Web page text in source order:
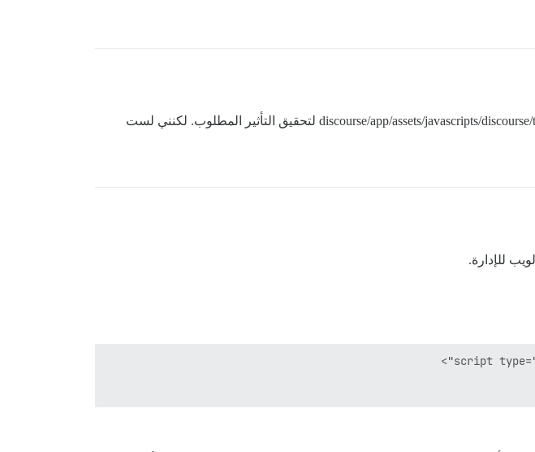
تمكنت من إجراء التعديل على الملف المحلي discourse/app/assets/javascripts/discourse/templates/components/user-card-contents.hbs لتحقيق التأثير المطلوب. لكنني لست